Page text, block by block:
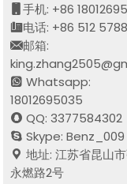
手机: +86
电话: +86 512
邮箱:
Whatsapp:
18012695035
QQ: 3377584302
Skype: Benz_009
地址: 江苏省昆山
永燃路2号